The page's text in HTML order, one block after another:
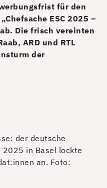
für den
ESC 2025 –
Die frisch vereinten
ARD und RTL
der
der deutsche
2025 in Basel lockte
an. Foto: